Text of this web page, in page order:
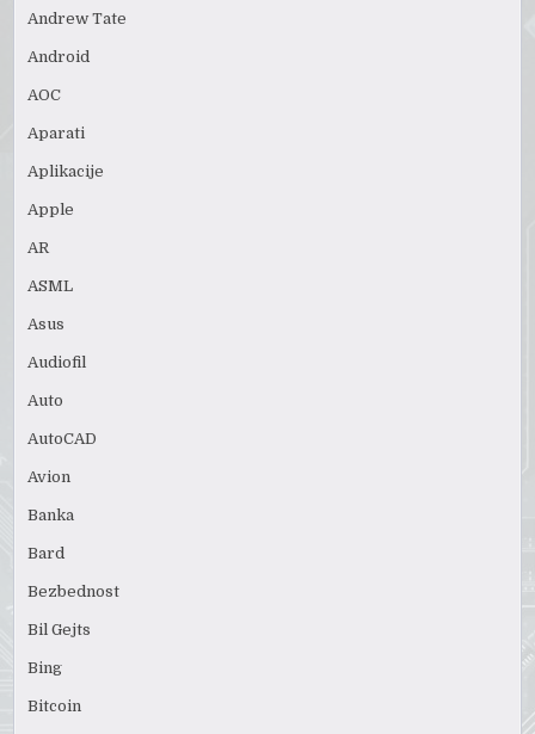
Andrew Tate
Android
AOC
Aparati
Aplikacije
Apple
AR
ASML
Asus
Audiofil
Auto
AutoCAD
Avion
Banka
Bard
Bezbednost
Bil Gejts
Bing
Bitcoin